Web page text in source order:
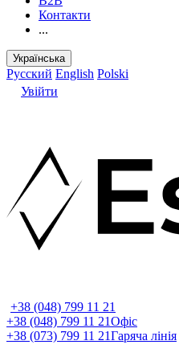
Контакти
...
Українська
Русский English Polski
Увійти
+38 (048) 799 11 21
+38 (048) 799 11 21Офіс
+38 (073) 799 11 21Гаряча лінія